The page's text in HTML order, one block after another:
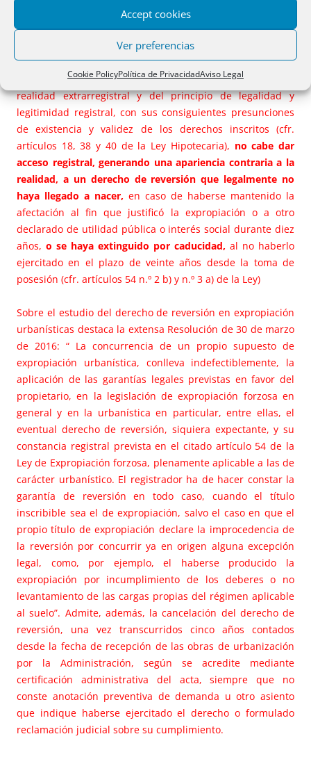
Accept cookies
Ver preferencias
Cookie PolicyPolítica de PrivacidadAviso Legal
,matiza que por la aplicación retroactiva de la
nueva redacción del reiterado artículo 54 de la Ley,
resultan aplicablesen este supuesto
temporales del derecho de reversión, de forma que por
razón del principio de concordancia del Registro y la
realidad extrarregistral y del principio de legalidad y
legitimidad registral, con sus consiguientes presunciones
de existencia y validez de los derechos inscritos (cfr.
artículos 18, 38 y 40 de la Ley Hipotecaria), no cabe dar
acceso registral, generando una apariencia contraria a la
realidad, a un derecho de reversión que legalmente no
haya llegado a nacer, en caso de haberse mantenido la
afectación al fin que justificó la expropiación o a otro
declarado de utilidad pública o interés social durante diez
años, o se haya extinguido por caducidad, al no haberlo
ejercitado en el plazo de veinte años desde la toma de
posesión (cfr. artículos 54 n.º 2 b) y n.º 3 a) de la Ley)
Sobre el estudio del derecho de reversión en expropiación
urbanísticas destaca la extensa Resolución de 30 de marzo
de 2016: “ La concurrencia de un propio supuesto de
expropiación urbanística, conlleva indefectiblemente, la
aplicación de las garantías legales previstas en favor del
propietario, en la legislación de expropiación forzosa en
general y en la urbanística en particular, entre ellas, el
eventual derecho de reversión, siquiera expectante, y su
constancia registral prevista en el citado artículo 54 de la
Ley de Expropiación forzosa, plenamente aplicable a las de
carácter urbanístico. El registrador ha de hacer constar la
garantía de reversión en todo caso, cuando el título
inscribible sea el de expropiación, salvo el caso en que el
propio título de expropiación declare la improcedencia de
la reversión por concurrir ya en origen alguna excepción
legal, como, por ejemplo, el haberse producido la
expropiación por incumplimiento de los deberes o no
levantamiento de las cargas propias del régimen aplicable
al suelo”. Admite, además, la cancelación del derecho de
reversión, una vez transcurridos cinco años contados
desde la fecha de recepción de las obras de urbanización
por la Administración, según se acredite mediante
certificación administrativa del acta, siempre que no
conste anotación preventiva de demanda u otro asiento
que indique haberse ejercitado el derecho o formulado
reclamación judicial sobre su cumplimiento.